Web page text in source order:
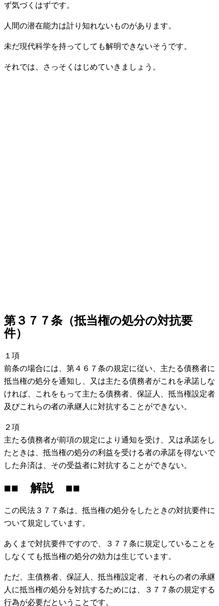
ず気づくはずです。
人間の潜在能力は計り知れないものがあります。
未だ現代科学を持ってしても解明できないそうです。
それでは、さっそくはじめていきましょう。
第３７７条（抵当権の処分の対抗要
件）
１項
前条の場合には、第４６７条の規定に従い、主たる債務者に
抵当権の処分を通知し、又は主たる債務者がこれを承諾しな
ければ、これをもって主たる債務者、保証人、抵当権設定者
及びこれらの者の承継人に対抗することができない。
２項
主たる債務者が前項の規定により通知を受け、又は承諾をし
たときは、抵当権の処分の利益を受ける者の承諾を得ないで
した弁済は、その受益者に対抗することができない。
■■ 解説 ■■
この民法３７７条は、抵当権の処分をしたときの対抗要件に
ついて規定しています。
あくまで対抗要件ですので、３７７条に規定していることを
しなくても抵当権の処分の効力は生じています。
ただ、主債務者、保証人、抵当権設定者、それらの者の承継
人に抵当権の処分を対抗するためには、３７７条の規定する
行為が必要だということです。